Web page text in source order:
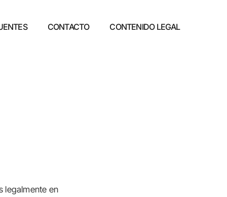
CONTACTO CONTENIDO LEGAL
legalmente en